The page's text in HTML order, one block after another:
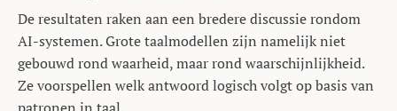
De resultaten raken aan een bredere discussie rondom
AI-systemen. Grote taalmodellen zijn namelijk niet
gebouwd rond waarheid, maar rond waarschijnlijkheid.
Ze voorspellen welk antwoord logisch volgt op basis van